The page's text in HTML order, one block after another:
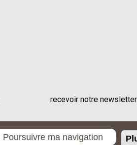
recevoir notre newsletter
Poursuivre ma navigation